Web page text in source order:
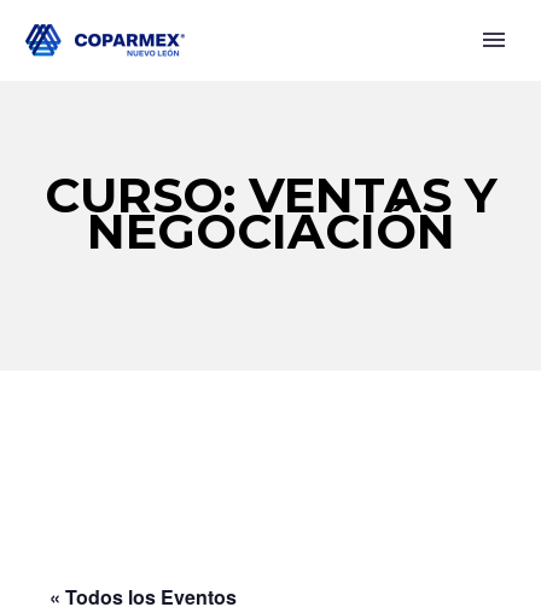
CURSO: VENTAS Y
NEGOCIACIÓN
« Todos los Eventos